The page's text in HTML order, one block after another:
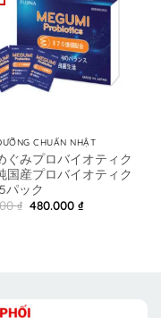
CHUẨN NHẬT
ぐみプロバイオティク
国産プロバイオティク
パック
₫ Original
480.000 ₫Current